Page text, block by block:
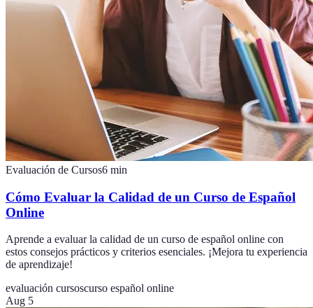
Evaluación de Cursos6 min
Cómo Evaluar la Calidad de un Curso de Español
Online
Aprende a evaluar la calidad de un curso de español online con
estos consejos prácticos y criterios esenciales. ¡Mejora tu experiencia
de aprendizaje!
evaluación cursoscurso español online
Aug 5